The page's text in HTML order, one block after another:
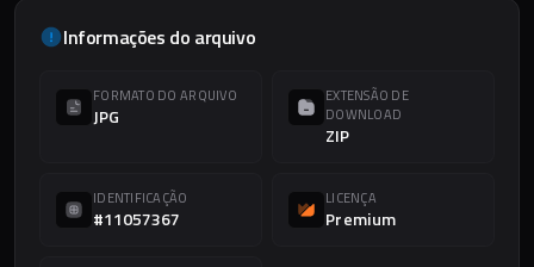
Informações do arquivo
FORMATO DO ARQUIVO
JPG
EXTENSÃO DE
DOWNLOAD
ZIP
IDENTIFICAÇÃO
#11057367
LICENÇA
Premium